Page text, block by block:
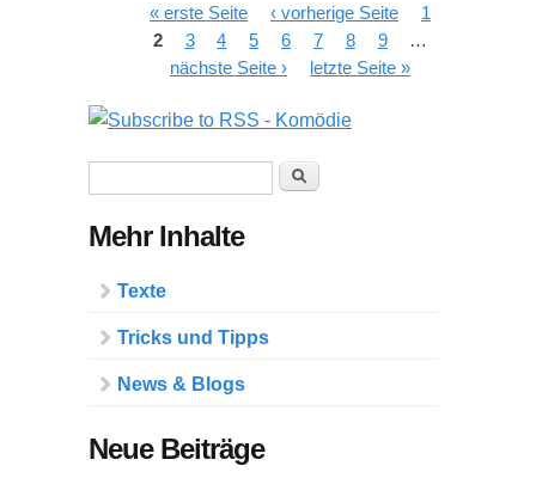
Seiten« erste Seite ‹ vorherige Seite
1
2
3 4 5 6 7 8 9
…
nächste Seite ›
letzte Seite »
Suche
Mehr Inhalte
Texte
Tricks und Tipps
News & Blogs
Neue Beiträge